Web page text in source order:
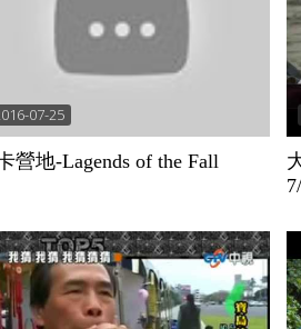
07-25
營地-Lagends of the Fall